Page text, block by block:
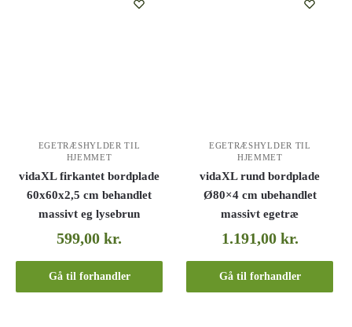
EGETRÆSHYLDER TIL
HJEMMET
vidaXL firkantet bordplade
60x60x2,5 cm behandlet
massivt eg lysebrun
599,00kr.
Gå til forhandler
EGETRÆSHYLDER TIL
HJEMMET
vidaXL rund bordplade
Ø80×4 cm ubehandlet
massivt egetræ
1.191,00 kr.
Gå til forhandler